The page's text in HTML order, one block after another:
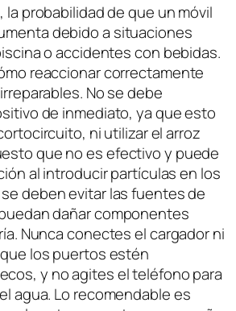
la probabilidad de que un móvil
debido a situaciones
o accidentes con bebidas.
reaccionar correctamente
No se debe
de inmediato, ya que esto
ni utilizar el arroz
que no es efectivo y puede
al introducir partículas en los
deben evitar las fuentes de
dañar componentes
Nunca conectes el cargador ni
los puertos estén
y no agites el teléfono para
agua. Lo recomendable es